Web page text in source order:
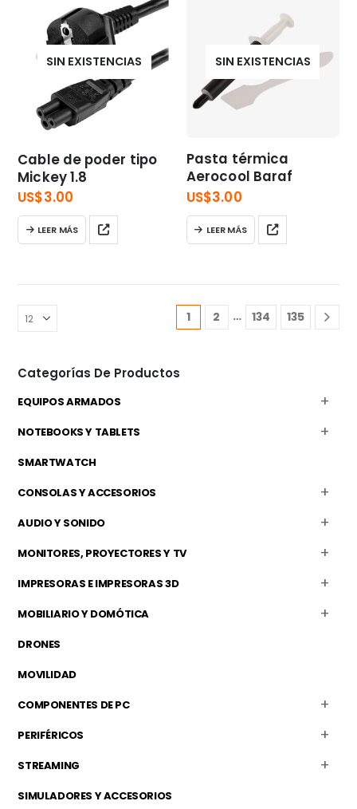
SIN EXISTENCIAS
Cable de poder tipo
Mickey 1.8
US$3.00
LEER MÁS
SIN EXISTENCIAS
Pasta térmica
Aerocool Baraf
US$3.00
LEER MÁS
1 2 … 134 135
Categorías De Productos
EQUIPOS ARMADOS
NOTEBOOKS Y TABLETS
SMARTWATCH
CONSOLAS Y ACCESORIOS
AUDIO Y SONIDO
MONITORES, PROYECTORES Y TV
IMPRESORAS E IMPRESORAS 3D
MOBILIARIO Y DOMÓTICA
DRONES
MOVILIDAD
COMPONENTES DE PC
PERIFÉRICOS
STREAMING
SIMULADORES Y ACCESORIOS